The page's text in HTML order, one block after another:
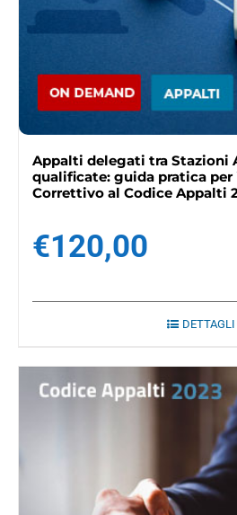
Appalti delegati tra Stazioni
qualificate: guida pratica per
Correttivo al Codice Appalti
€120,00
DETTAGLI